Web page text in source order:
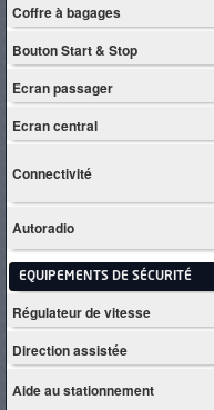
Coffre à bagages
Bouton Start & Stop
Ecran passager
Ecran central
Connectivité
Autoradio
EQUIPEMENTS DE SÉCURITÉ
Régulateur de vitesse
Direction assistée
Aide au stationnement